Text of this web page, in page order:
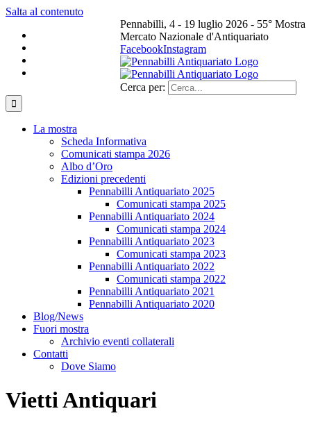
Salta al contenuto
Pennabilli, 4 - 19 luglio 2026 - 55° Mostra
Mercato Nazionale d'Antiquariato
FacebookInstagram
Cerca per:
La mostra
Scheda Informativa
Comunicati stampa 2026
Albo d’Oro
Edizioni precedenti
Pennabilli Antiquariato 2025
Comunicati stampa 2025
Pennabilli Antiquariato 2024
Comunicati stampa 2024
Pennabilli Antiquariato 2023
Comunicati stampa 2023
Pennabilli Antiquariato 2022
Comunicati stampa 2022
Pennabilli Antiquariato 2021
Pennabilli Antiquariato 2020
Blog/News
Fuori mostra
Archivio eventi collaterali
Contatti
Dove Siamo
Vietti Antiquari